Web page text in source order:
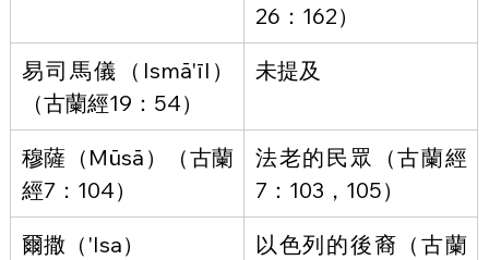
26：162）
易司馬儀（Ismā'īl）
（古蘭經19：54）
未提及
穆薩（Mūsā）（古蘭
經7：104）
法老的民眾（古蘭經
7：103，105）
爾撒（'Isa）
以色列的後裔（古蘭